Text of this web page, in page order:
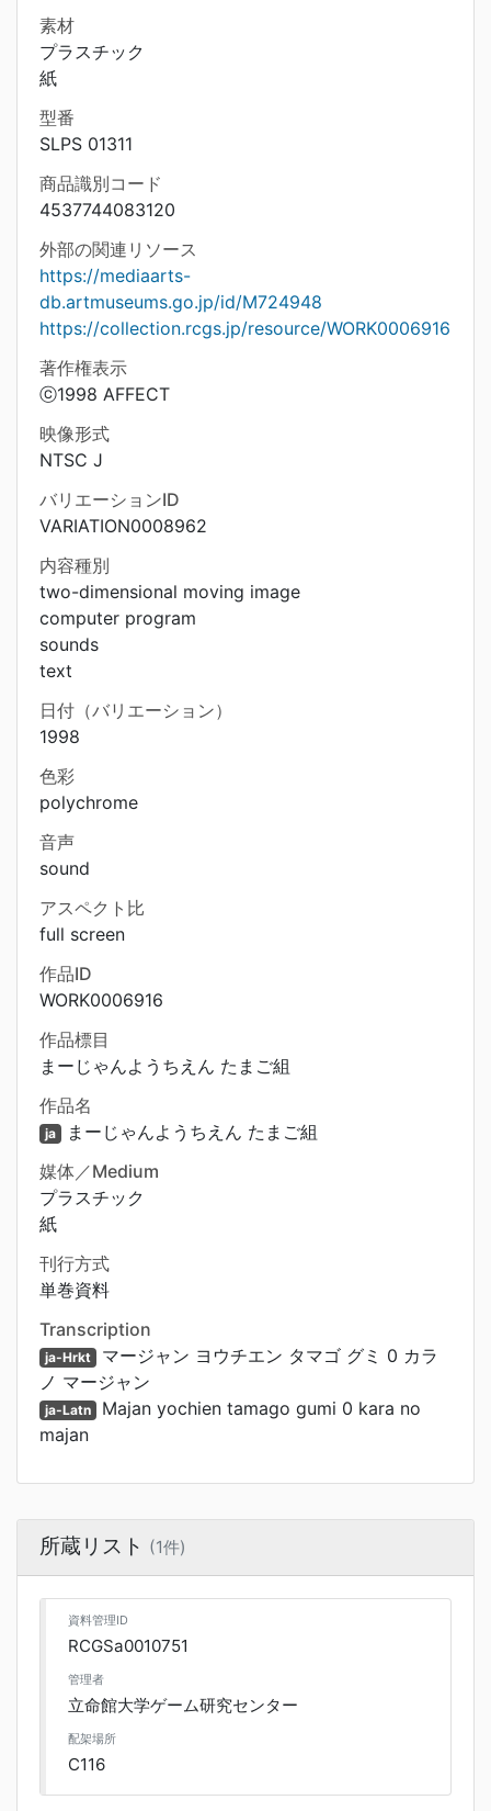
素材
プラスチック
紙
型番
SLPS 01311
商品識別コード
4537744083120
外部の関連リソース
https://mediaarts-
db.artmuseums.go.jp/id/M724948
https://collection.rcgs.jp/resource/WORK0006916
著作権表示
ⓒ1998 AFFECT
映像形式
NTSC J
バリエーションID
VARIATION0008962
内容種別
two-dimensional moving image
computer program
sounds
text
日付（バリエーション）
1998
色彩
polychrome
音声
sound
アスペクト比
full screen
作品ID
WORK0006916
作品標目
まーじゃんようちえん たまご組
作品名
ja まーじゃんようちえん たまご組
媒体／Medium
プラスチック
紙
刊行方式
単巻資料
Transcription
ja-Hrkt マージャン ヨウチエン タマゴ グミ 0 カラ
ノ マージャン
ja-Latn Majan yochien tamago gumi 0 kara no
majan
所蔵リスト (1件)
資料管理ID
RCGSa0010751
管理者
立命館大学ゲーム研究センター
配架場所
C116